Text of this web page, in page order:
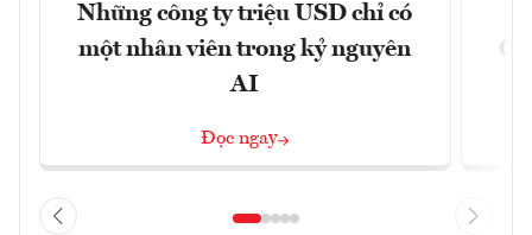
Những công ty triệu USD chỉ có
một nhân viên trong kỷ nguyên
AI
Đọc ngay